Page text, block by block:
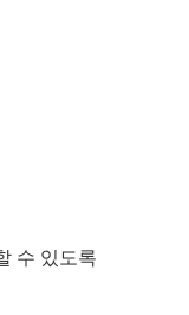
수 있도록